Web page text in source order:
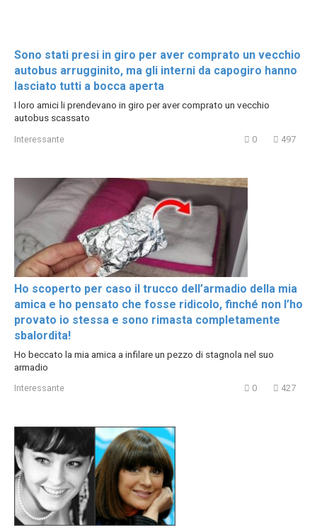
Sono stati presi in giro per aver comprato un vecchio
autobus arrugginito, ma gli interni da capogiro hanno
lasciato tutti a bocca aperta
I loro amici li prendevano in giro per aver comprato un vecchio
autobus scassato
Interessante 0 497
Ho scoperto per caso il trucco dell’armadio della mia
amica e ho pensato che fosse ridicolo, finché non l’ho
provato io stessa e sono rimasta completamente
sbalordita!
Ho beccato la mia amica a infilare un pezzo di stagnola nel suo
armadio
Interessante 0 427